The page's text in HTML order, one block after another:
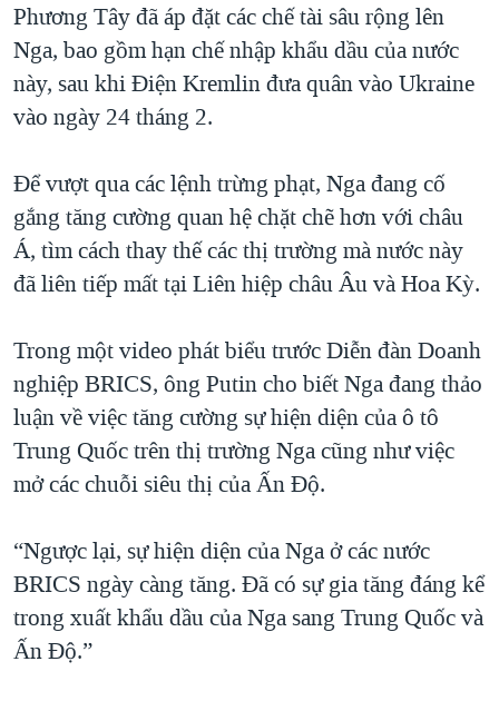
Phương Tây đã áp đặt các chế tài sâu rộng lên
Nga, bao gồm hạn chế nhập khẩu dầu của nước
này, sau khi Điện Kremlin đưa quân vào Ukraine
vào ngày 24 tháng 2.
Để vượt qua các lệnh trừng phạt, Nga đang cố
gắng tăng cường quan hệ chặt chẽ hơn với châu
Á, tìm cách thay thế các thị trường mà nước này
đã liên tiếp mất tại Liên hiệp châu Âu và Hoa Kỳ.
Trong một video phát biểu trước Diễn đàn Doanh
nghiệp BRICS, ông Putin cho biết Nga đang thảo
luận về việc tăng cường sự hiện diện của ô tô
Trung Quốc trên thị trường Nga cũng như việc
mở các chuỗi siêu thị của Ấn Độ.
“Ngược lại, sự hiện diện của Nga ở các nước
BRICS ngày càng tăng. Đã có sự gia tăng đáng kể
trong xuất khẩu dầu của Nga sang Trung Quốc và
Ấn Độ.”